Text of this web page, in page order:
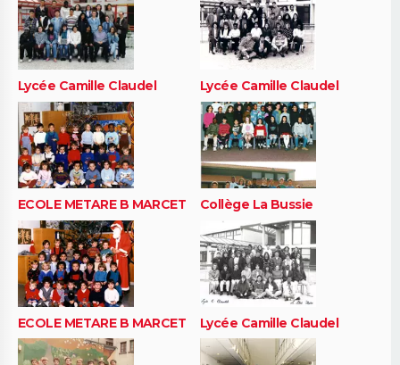
Lycée Camille Claudel Lycée Camille Claudel
ECOLE METARE B MARCET Collège La Bussie
ECOLE METARE B MARCET Lycée Camille Claudel